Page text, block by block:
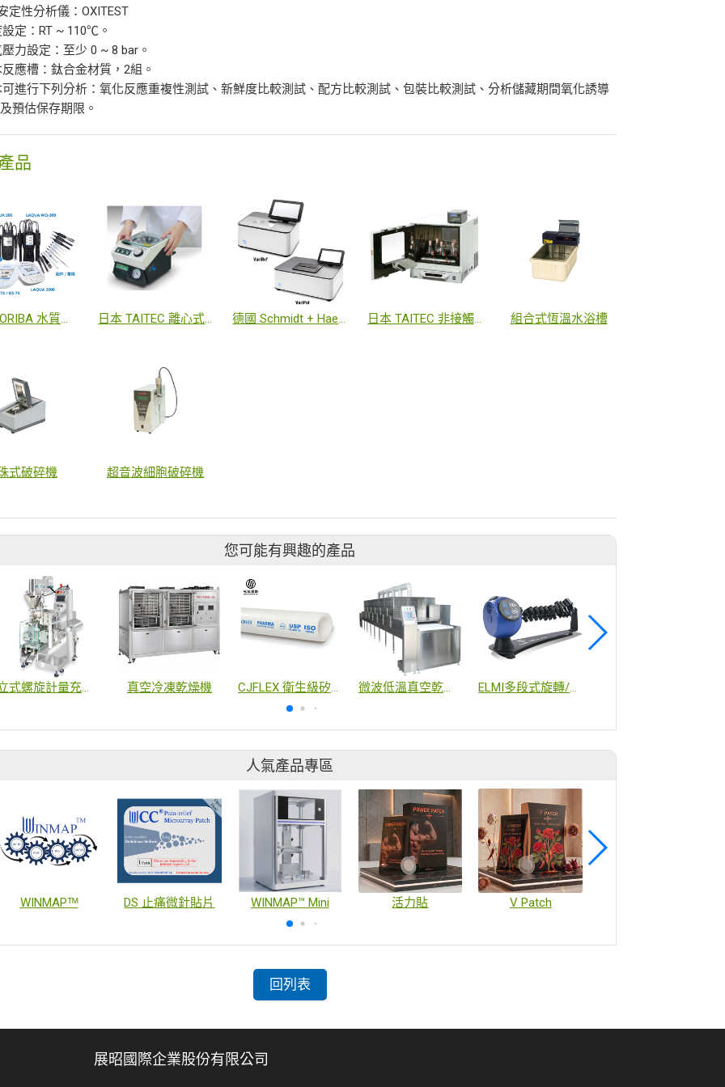
定性分析儀：OXITEST
定：RT ~ 110℃。
力設定：至少 0 ~ 8 bar。
應槽：鈦合金材質，2組。
進行下列分析：氧化反應重複性測試、新鮮度比較測試、配方比較測試、包裝比較測試、分析儲藏期間氧化誘導
預估保存期限。
品
日本 HORIBA 水質分析儀 日本 TAITEC 離心式濃縮機 德國 Schmidt + Haensch 藥廠專用旋光度計 / 折射計 日本 TAITEC 非接觸OD600監測系統 組合式恆溫水浴槽
式破碎機 超音波細胞破碎機
您可能有興趣的產品
立式螺旋計量充填包裝機-小包裝粉末專用 真空冷凍乾燥機 CJFLEX 衛生級矽膠包紗管 微波低溫真空乾燥機-隧道式 ELMI多段式旋轉/震盪混合器
人氣產品專區
WINMAPᵀᴹ DS 止痛微針貼片 WINMAP™ Mini 活力貼 V Patch
回列表
展昭國際企業股份有限公司